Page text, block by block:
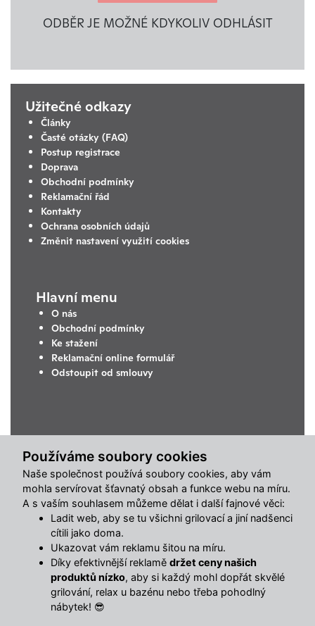
Používáme soubory cookies
Naše společnost používá soubory cookies, aby vám
mohla servírovat šťavnatý obsah a funkce webu na míru.
A s vaším souhlasem můžeme dělat i další fajnové věci:
Ladit web, aby se tu všichni grilovací a jiní nadšenci
cítili jako doma.
Ukazovat vám reklamu šitou na míru.
Díky efektivnější reklamě držet ceny našich
produktů nízko, aby si každý mohl dopřát skvělé
grilování, relax u bazénu nebo třeba pohodlný
nábytek! 😎
ODBĚR JE MOŽNÉ KDYKOLIV ODHLÁSIT
Užitečné odkazy
Články
Časté otázky (FAQ)
Postup registrace
Doprava
Obchodní podmínky
Reklamační řád
Kontakty
Ochrana osobních údajů
Změnit nastavení využití cookies
Hlavní menu
O nás
Obchodní podmínky
Ke stažení
Reklamační online formulář
Odstoupit od smlouvy